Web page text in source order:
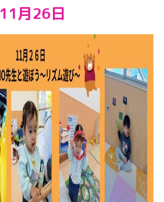
11月26日